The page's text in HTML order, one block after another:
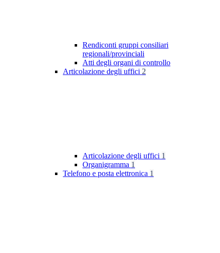
Rendiconti gruppi consiliari
regionali/provinciali
Atti degli organi di controllo
Articolazione degli uffici 2
Articolazione degli uffici 1
Organigramma 1
Telefono e posta elettronica 1